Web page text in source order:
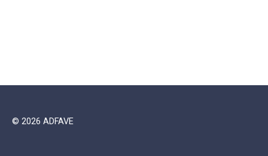
© 2026 ADFAVE